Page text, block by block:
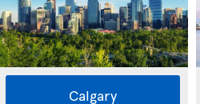
Calgary